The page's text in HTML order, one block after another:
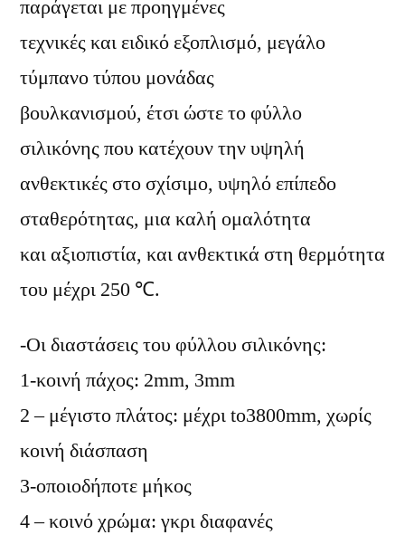
παράγεται με προηγμένες
τεχνικές και ειδικό εξοπλισμό, μεγάλο
τύμπανο τύπου μονάδας
βουλκανισμού, έτσι ώστε το φύλλο
σιλικόνης που κατέχουν την υψηλή
ανθεκτικές στο σχίσιμο, υψηλό επίπεδο
σταθερότητας, μια καλή ομαλότητα
και αξιοπιστία, και ανθεκτικά στη θερμότητα
του μέχρι 250 ℃.
-Οι διαστάσεις του φύλλου σιλικόνης:
1-κοινή πάχος: 2mm, 3mm
2 – μέγιστο πλάτος: μέχρι to3800mm, χωρίς
κοινή διάσπαση
3-οποιοδήποτε μήκος
4 – κοινό χρώμα: γκρι διαφανές